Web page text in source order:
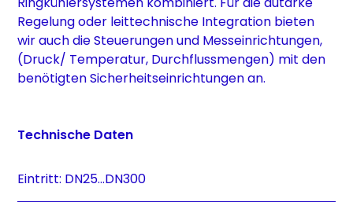
Regelung oder leittechnische Integration bieten
wir auch die Steuerungen und Messeinrichtungen,
(Druck/ Temperatur, Durchflussmengen) mit den
benötigten Sicherheitseinrichtungen an.
Technische Daten
Eintritt: DN25…DN300